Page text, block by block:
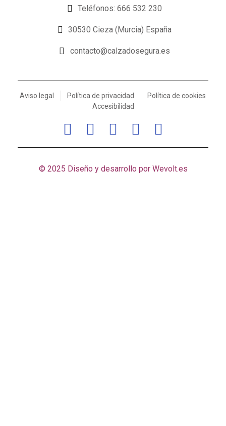
Teléfonos: 666 532 230
30530 Cieza (Murcia) España
contacto@calzadosegura.es
Aviso legal Política de privacidad
Política de cookies
Accesibilidad
© 2025 Diseño y desarrollo por Wevolt.es